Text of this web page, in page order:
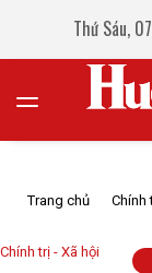
Thứ Sáu,
Trang chủ Chính
Chính trị - Xã hội